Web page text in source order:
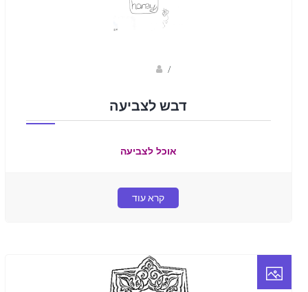
/
דבש לצביעה
אוכל לצביעה
קרא עוד